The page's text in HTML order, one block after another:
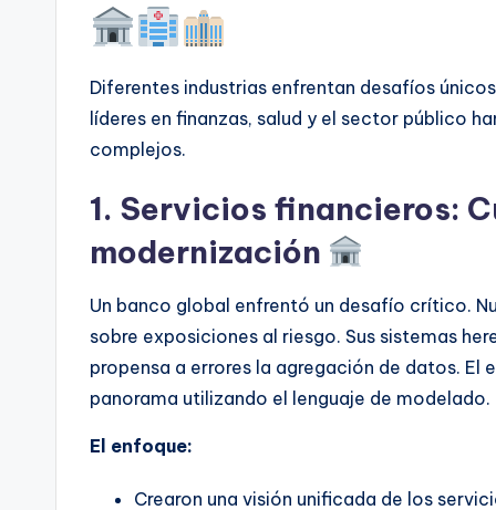
Diferentes industrias enfrentan desafíos
líderes en finanzas, salud y el sector público
complejos.
1. Servicios financieros:
modernización
Un banco global enfrentó un desafío crítico.
sobre exposiciones al riesgo. Sus sistemas
propensa a errores la agregación de datos.
panorama utilizando el lenguaje de modelado.
El enfoque:
Crearon una visión unificada de los